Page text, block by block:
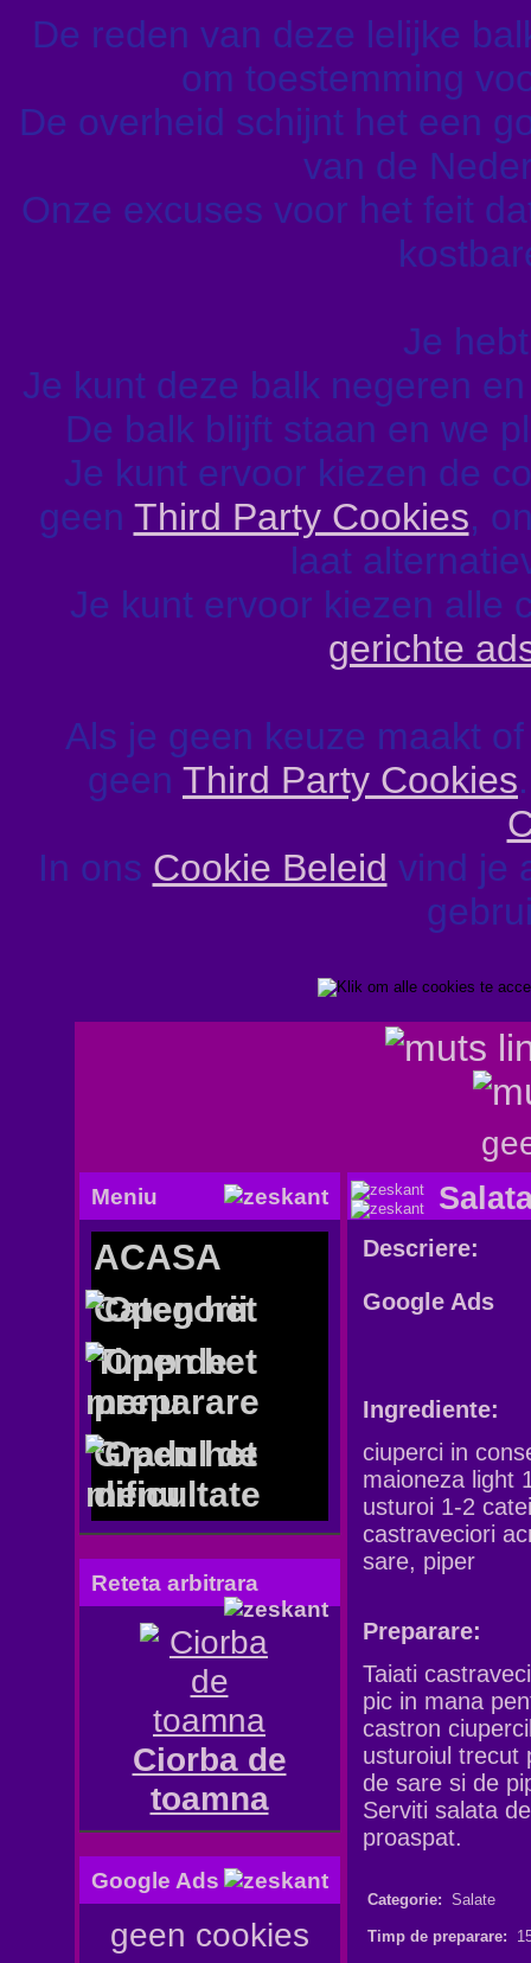
De reden van deze lelijke
om toestemming
De overheid schijnt het een
van de
Onze excuses voor het feit
Je
Je kunt deze balk negeren
De balk blijft staan en we
Je kunt ervoor kiezen de
geen Third Party Cookies,
laat
Je kunt ervoor kiezen alle
gerichte
Als je geen keuze maakt
geen Third Party Cookies
In ons Cookie Beleid vind je
Meniu
ACASA
Categorii
Timp de
preparare
Gradul de
dificultate
Reteta arbitrara
Ciorba de
toamna
Google Ads
geen cookies
Descriere:
Google Ads
Ingrediente:
ciuperci in
maioneza light
usturoi 1-2 catei
castraveciori
sare, piper
Preparare:
Taiati
pic in mana
castron
usturoiul trecut
de sare si de
Serviti salata
proaspat.
Categorie: Salate
Timp de preparare: